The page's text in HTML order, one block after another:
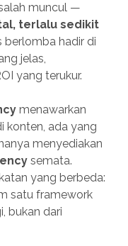
muncul —
terlalu sedikit
berlomba hadir di
jelas,
yang terukur.
menawarkan
konten, ada yang
menyediakan
semata.
yang berbeda:
satu framework
bukan dari